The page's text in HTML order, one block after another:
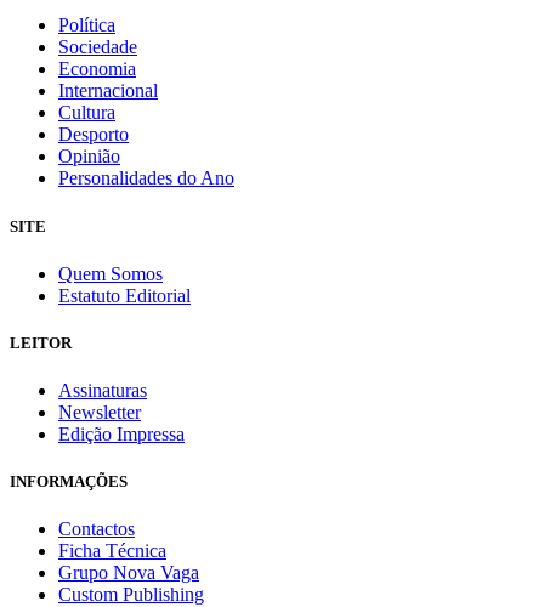
Política
Sociedade
Economia
Internacional
Cultura
Desporto
Opinião
Personalidades do Ano
SITE
Quem Somos
Estatuto Editorial
LEITOR
Assinaturas
Newsletter
Edição Impressa
INFORMAÇÕES
Contactos
Ficha Técnica
Grupo Nova Vaga
Custom Publishing